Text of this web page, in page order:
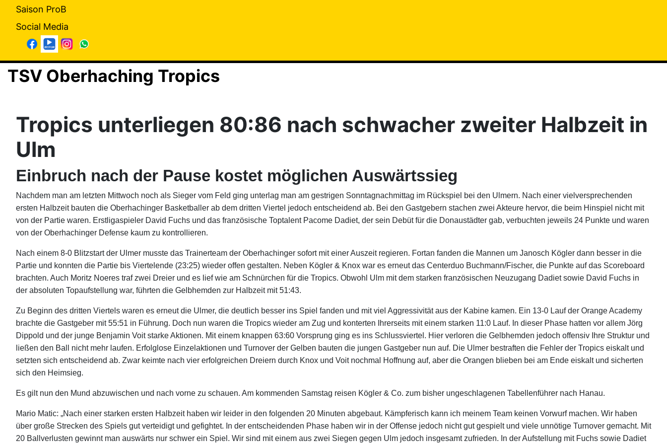
Saison ProB
Social Media
TSV Oberhaching Tropics
Tropics unterliegen 80:86 nach schwacher zweiter Halbzeit in
Ulm
Einbruch nach der Pause kostet möglichen Auswärtssieg
Nachdem man am letzten Mittwoch noch als Sieger vom Feld ging unterlag man am gestrigen Sonntagnachmittag im Rückspiel bei den Ulmern. Nach einer vielversprechenden
ersten Halbzeit bauten die Oberhachinger Basketballer ab dem dritten Viertel jedoch entscheidend ab. Bei den Gastgebern stachen zwei Akteure hervor, die beim Hinspiel nicht mit
von der Partie waren. Erstligaspieler David Fuchs und das französische Toptalent Pacome Dadiet, der sein Debüt für die Donaustädter gab, verbuchten jeweils 24 Punkte und waren
von der Oberhachinger Defense kaum zu kontrollieren.
Nach einem 8-0 Blitzstart der Ulmer musste das Trainerteam der Oberhachinger sofort mit einer Auszeit regieren. Fortan fanden die Mannen um Janosch Kögler dann besser in die
Partie und konnten die Partie bis Viertelende (23:25) wieder offen gestalten. Neben Kögler & Knox war es erneut das Centerduo Buchmann/Fischer, die Punkte auf das Scoreboard
brachten. Auch Moritz Noeres traf zwei Dreier und es lief wie am Schnürchen für die Tropics. Obwohl Ulm mit dem starken französischen Neuzugang Dadiet sowie David Fuchs in
der absoluten Topaufstellung war, führten die Gelbhemden zur Halbzeit mit 51:43.
Zu Beginn des dritten Viertels waren es erneut die Ulmer, die deutlich besser ins Spiel fanden und mit viel Aggressivität aus der Kabine kamen. Ein 13-0 Lauf der Orange Academy
brachte die Gastgeber mit 55:51 in Führung. Doch nun waren die Tropics wieder am Zug und konterten Ihrerseits mit einem starken 11:0 Lauf. In dieser Phase hatten vor allem Jörg
Dippold und der junge Benjamin Voit starke Aktionen. Mit einem knappen 63:60 Vorsprung ging es ins Schlussviertel. Hier verloren die Gelbhemden jedoch offensiv Ihre Struktur und
ließen den Ball nicht mehr laufen. Erfolglose Einzelaktionen und Turnover der Gelben bauten die jungen Gastgeber nun auf. Die Ulmer bestraften die Fehler der Tropics eiskalt und
setzten sich entscheidend ab. Zwar keimte nach vier erfolgreichen Dreiern durch Knox und Voit nochmal Hoffnung auf, aber die Orangen blieben bei am Ende eiskalt und sicherten
sich den Heimsieg.
Es gilt nun den Mund abzuwischen und nach vorne zu schauen. Am kommenden Samstag reisen Kögler & Co. zum bisher ungeschlagenen Tabellenführer nach Hanau.
Mario Matic: „Nach einer starken ersten Halbzeit haben wir leider in den folgenden 20 Minuten abgebaut. Kämpferisch kann ich meinem Team keinen Vorwurf machen. Wir haben
über große Strecken des Spiels gut verteidigt und gefightet. In der entscheidenden Phase haben wir in der Offense jedoch nicht gut gespielt und viele unnötige Turnover gemacht. Mit
20 Ballverlusten gewinnt man auswärts nur schwer ein Spiel. Wir sind mit einem aus zwei Siegen gegen Ulm jedoch insgesamt zufrieden. In der Aufstellung mit Fuchs sowie Dadiet